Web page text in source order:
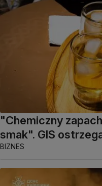
"Chemiczny
smak". GIS
BIZNES